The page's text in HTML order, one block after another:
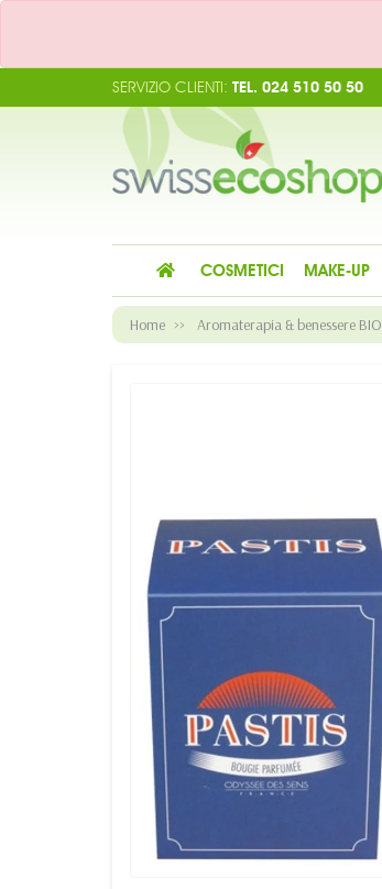
SERVIZIO CLIENTI: TEL. 024 510 50 50
COSMETICI MAKE-UP
Home Aromaterapia & benessere BIO